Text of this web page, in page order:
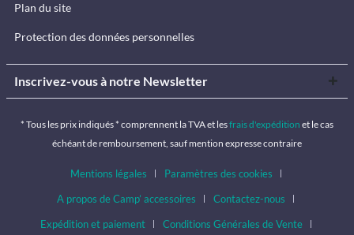
Plan du site
Protection des données personnelles
Inscrivez-vous à notre Newsletter
* Tous les prix indiqués * comprennent la TVA et lesfrais d'expédition et le cas
échéant de remboursement, sauf mention expresse contraire
Mentions légales
Paramètres des cookies
A propos de Camp’ accessoires
Contactez-nous
Expédition et paiement
Conditions Générales de Vente